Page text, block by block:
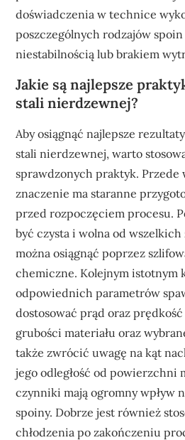
doświadczenia w technice
poszczególnych rodzajów
niestabilnością lub brakiem
Jakie są najlepsze
stali nierdzewnej?
Aby osiągnąć najlepsze
stali nierdzewnej, warto
sprawdzonych praktyk. Przede
znaczenie ma staranne
przed rozpoczęciem procesu.
być czysta i wolna od
można osiągnąć poprzez
chemiczne. Kolejnym istotnym
odpowiednich parametrów
dostosować prąd oraz
grubości materiału oraz
także zwrócić uwagę na kąt
jego odległość od powierzchni
czynniki mają ogromny wpływ
spoiny. Dobrze jest również
chłodzenia po zakończeniu